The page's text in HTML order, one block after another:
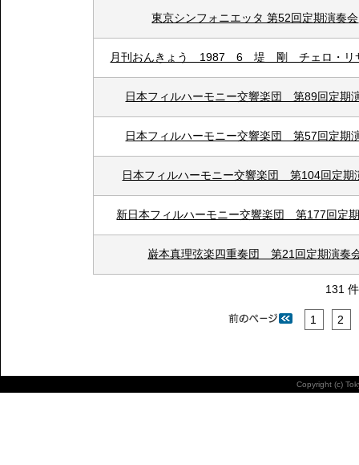
東京シンフォニエッタ 第52回定期演奏会
月刊おんきょう 1987 6 堤 剛 チェロ・リ
日本フィルハーモニー交響楽団 第89回定期
日本フィルハーモニー交響楽団 第57回定期
日本フィルハーモニー交響楽団 第104回定期
新日本フィルハーモニー交響楽団 第177回定
巌本真理弦楽四重奏団 第21回定期演奏
131
1 2
Copyright (c)